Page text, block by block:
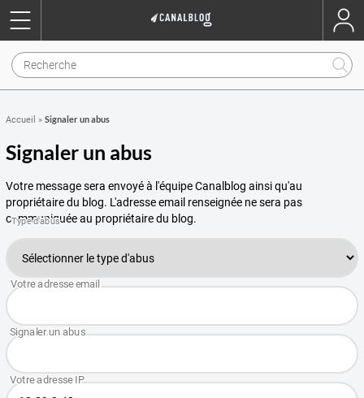
Accueil » Signaler un abus
Signaler un abus
Votre message sera envoyé à l'équipe Canalblog ainsi qu'au
propriétaire du blog. L'adresse email renseignée ne sera pas
communiquée au propriétaire du blog.